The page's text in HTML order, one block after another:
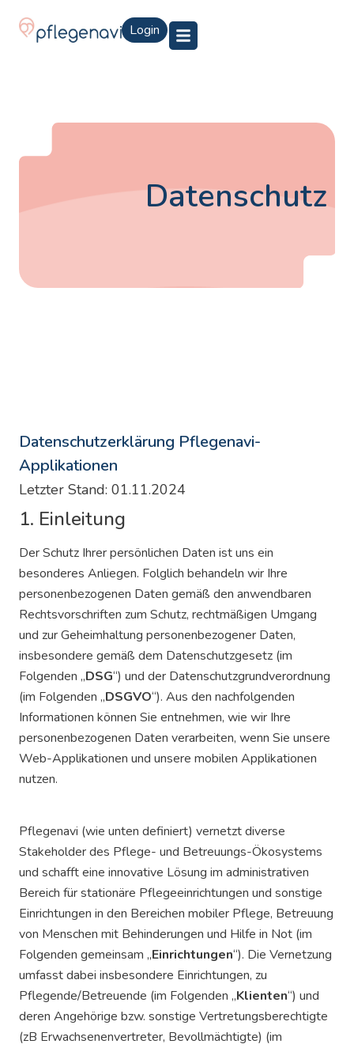
Login
Datenschutz
Datenschutzerklärung Pflegenavi-
Applikationen
Letzter Stand: 01.11.2024
1. Einleitung
Der Schutz Ihrer persönlichen Daten ist uns ein
besonderes Anliegen. Folglich behandeln wir Ihre
personenbezogenen Daten gemäß den anwendbaren
Rechtsvorschriften zum Schutz, rechtmäßigen Umgang
und zur Geheimhaltung personenbezogener Daten,
insbesondere gemäß dem Datenschutzgesetz (im
Folgenden „DSG“) und der Datenschutzgrundverordnung
(im Folgenden „DSGVO“). Aus den nachfolgenden
Informationen können Sie entnehmen, wie wir Ihre
personenbezogenen Daten verarbeiten, wenn Sie unsere
Web-Applikationen und unsere mobilen Applikationen
nutzen.
Pflegenavi (wie unten definiert) vernetzt diverse
Stakeholder des Pflege- und Betreuungs-Ökosystems
und schafft eine innovative Lösung im administrativen
Bereich für stationäre Pflegeeinrichtungen und sonstige
Einrichtungen in den Bereichen mobiler Pflege, Betreuung
von Menschen mit Behinderungen und Hilfe in Not (im
Folgenden gemeinsam „Einrichtungen“). Die Vernetzung
umfasst dabei insbesondere Einrichtungen, zu
Pflegende/Betreuende (im Folgenden „Klienten“) und
deren Angehörige bzw. sonstige Vertretungsberechtigte
(zB Erwachsenenvertreter, Bevollmächtigte) (im